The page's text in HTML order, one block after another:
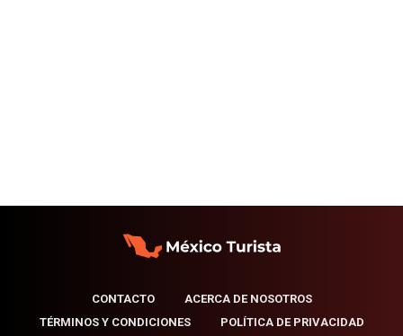
CONTACTO
ACERCA DE NOSOTROS
TÉRMINOS Y CONDICIONES
POLÍTICA DE PRIVACIDAD